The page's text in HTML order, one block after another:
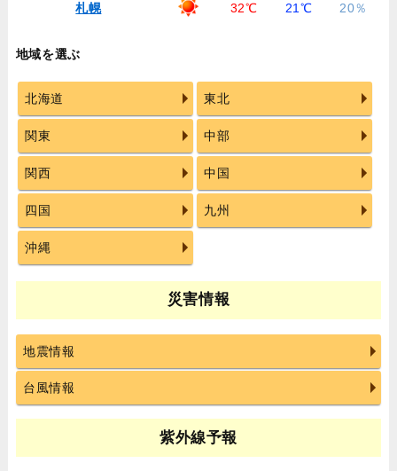
札幌 32℃ 21℃ 20％
地域を選ぶ
北海道 東北
関東 中部
関西 中国
四国 九州
沖縄
災害情報
地震情報
台風情報
紫外線予報